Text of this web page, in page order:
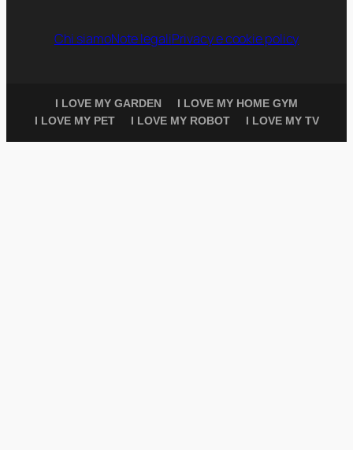
Chi siamoNote legaliPrivacy e cookie policy
I LOVE MY GARDEN
I LOVE MY HOME GYM
I LOVE MY PET
I LOVE MY ROBOT I LOVE MY TV